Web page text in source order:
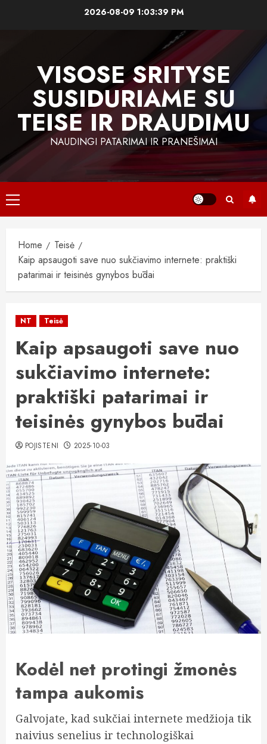
2026-08-09 1:03:40 PM
VISOSE SRITYSE
SUSIDURIAME SU
TEISE IR DRAUDIMU
NAUDINGI PATARIMAI IR PRANEŠIMAI
Primary
Menu
Home
Teisė
Kaip apsaugoti save nuo sukčiavimo internete: praktiški
patarimai ir teisinės gynybos būdai
NT Teisė
Kaip apsaugoti save nuo
sukčiavimo internete:
praktiški patarimai ir
teisinės gynybos būdai
POJISTENI 2025-10-03
Kodėl net protingi žmonės
tampa aukomis
Galvojate, kad sukčiai internete medžioja tik
naivius senelius ir technologiškai